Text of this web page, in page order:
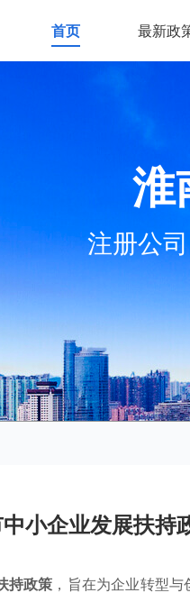
首页 最新政
淮
注册公
小企业发展扶持
持政策 ，旨在为企业转型